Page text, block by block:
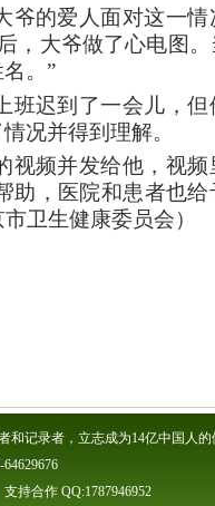
的爱人面对这一情
，大爷做了心电图
。”
班迟到了一会儿，
况并得到理解。
频并发给他，视频
助，医院和患者也给
卫生健康委员会）
记录者，立志成为14亿中国人的
持合作 QQ:1787946952